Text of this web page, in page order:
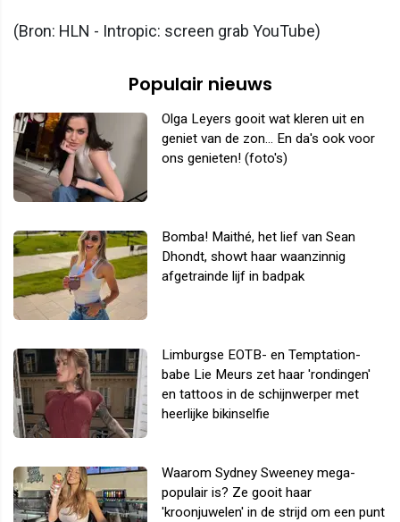
(Bron: HLN - Intropic: screen grab YouTube)
Populair nieuws
Olga Leyers gooit wat kleren uit en
geniet van de zon... En da's ook voor
ons genieten! (foto's)
Bomba! Maithé, het lief van Sean
Dhondt, showt haar waanzinnig
afgetrainde lijf in badpak
Limburgse EOTB- en Temptation-
babe Lie Meurs zet haar 'rondingen'
en tattoos in de schijnwerper met
heerlijke bikinselfie
Waarom Sydney Sweeney mega-
populair is? Ze gooit haar
'kroonjuwelen' in de strijd om een punt